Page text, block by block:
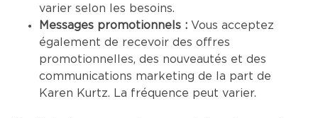
varier selon les besoins.
Messages promotionnels : Vous acceptez
également de recevoir des offres
promotionnelles, des nouveautés et des
communications marketing de la part de
Karen Kurtz. La fréquence peut varier.